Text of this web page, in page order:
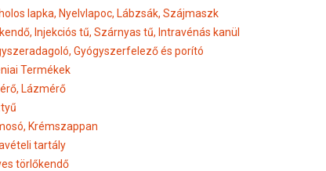
lapka, Nyelvlapoc, Lábzsák, Szájmaszk
Injekciós tű, Szárnyas tű, Intravénás kanül
Gyógyszerfelező és porító
Termékek
Lázmérő
Krémszappan
tartály
törlőkendő